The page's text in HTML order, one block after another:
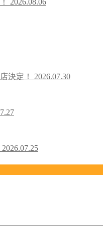
決定！ 2026.07.30
2026.07.25